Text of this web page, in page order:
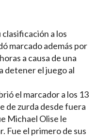
a los
marcado además por
a causa de una
detener el juego al
el marcador a los 13
de zurda desde fuera
Michael Olise le
Fue el primero de sus